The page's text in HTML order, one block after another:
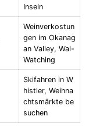
Inseln
Weinverkostun
gen im Okanag
an Valley, Wal-
Watching
Skifahren in W
histler, Weihna
chtsmärkte be
suchen